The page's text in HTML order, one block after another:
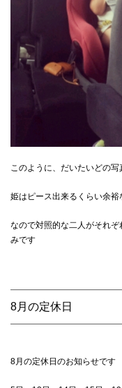
このように、だいたいどの写
姫はピース出来るくらい余裕
なので対照的な二人がそれ
みです
8月の定休日
8月の定休日のお知らせです